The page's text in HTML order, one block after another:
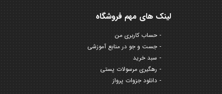
لینک های مهم فروشگاه
حساب کاربری من
جست و جو در منابع آموزشی
سبد خرید
رهگیری مرسولات پستی
دانلود جزوات پرواز